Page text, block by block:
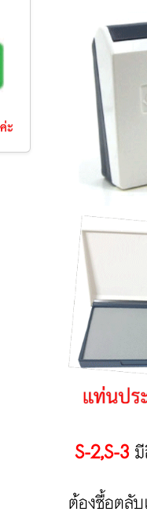
S-2,S-3
ต้องซื้อตลับ